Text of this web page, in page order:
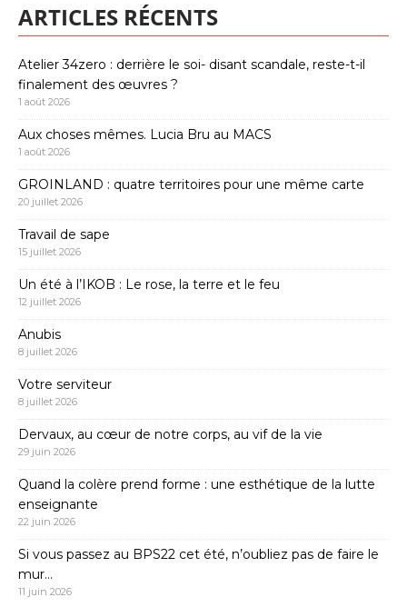
ARTICLES RÉCENTS
Atelier 34zero : derrière le soi- disant scandale, reste-t-il
finalement des œuvres ?
1 août 2026
Aux choses mêmes. Lucia Bru au MACS
1 août 2026
GROINLAND : quatre territoires pour une même carte
20 juillet 2026
Travail de sape
15 juillet 2026
Un été à l’IKOB : Le rose, la terre et le feu
12 juillet 2026
Anubis
8 juillet 2026
Votre serviteur
8 juillet 2026
Dervaux, au cœur de notre corps, au vif de la vie
29 juin 2026
Quand la colère prend forme : une esthétique de la lutte
enseignante
22 juin 2026
Si vous passez au BPS22 cet été, n’oubliez pas de faire le
mur…
11 juin 2026